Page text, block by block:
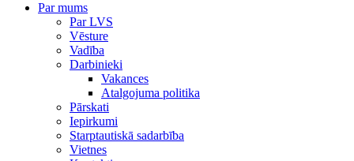
Par mums
Par LVS
Vēsture
Vadība
Darbinieki
Vakances
Atalgojuma politika
Pārskati
Iepirkumi
Starptautiskā sadarbība
Vietnes